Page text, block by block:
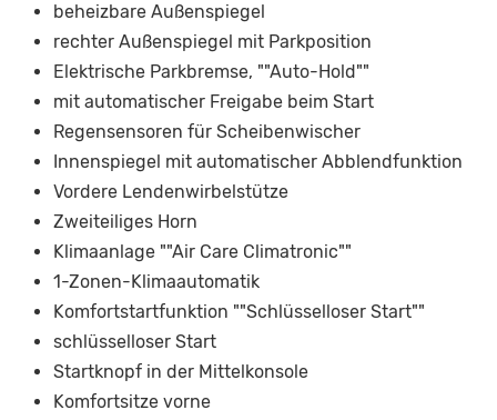
beheizbare Außenspiegel
rechter Außenspiegel mit Parkposition
Elektrische Parkbremse, ""Auto-Hold""
mit automatischer Freigabe beim Start
Regensensoren für Scheibenwischer
Innenspiegel mit automatischer Abblendfunktion
Vordere Lendenwirbelstütze
Zweiteiliges Horn
Klimaanlage ""Air Care Climatronic""
1-Zonen-Klimaautomatik
Komfortstartfunktion ""Schlüsselloser Start""
schlüsselloser Start
Startknopf in der Mittelkonsole
Komfortsitze vorne